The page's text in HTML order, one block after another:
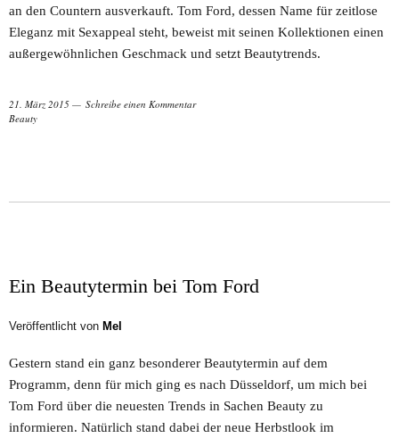
an den Countern ausverkauft. Tom Ford, dessen Name für zeitlose
Eleganz mit Sexappeal steht, beweist mit seinen Kollektionen einen
außergewöhnlichen Geschmack und setzt Beautytrends.
21. März 2015
Schreibe einen Kommentar
Beauty
Ein Beautytermin bei Tom Ford
Veröffentlicht von Mel
Gestern stand ein ganz besonderer Beautytermin auf dem
Programm, denn für mich ging es nach Düsseldorf, um mich bei
Tom Ford über die neuesten Trends in Sachen Beauty zu
informieren. Natürlich stand dabei der neue Herbstlook im